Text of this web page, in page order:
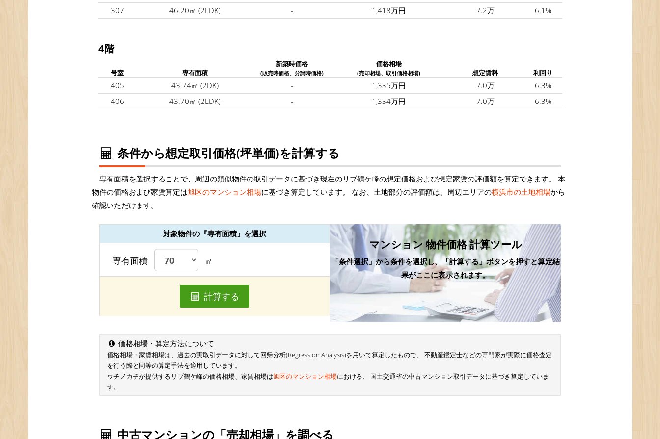
307
46.20㎡ (2LDK) - 1,418万円 7.2万 6.1%
4階
号室 専有面積
新築時価格
(販売時価格、分譲時価格)
価格相場
(売却相場、取引価格相場) 想定賃料 利回り
405 43.74㎡ (2DK) - 1,335万円 7.0万
6.3%
406
43.70㎡ (2LDK) - 1,334万円 7.0万 6.3%
条件から想定取引価格(坪単価)を計算する
専有面積を選択することで、周辺の類似物件の取引データに基づき現在のリブ鶴ケ峰の想定価格および想定家賃の評価額を算定できます。 本
物件の価格および家賃算定は旭区のマンション相場に基づき算定しています。 なお、土地部分の評価額は、周辺エリアの横浜市の土地相場から
確認いただけます。
対象物件の『専有面積』を選択
専有面積 ㎡
計算する
マンション 物件価格 計算ツール
「条件選択」から条件を選択し、「計算する」ボタンを押すと算定結
果がここに表示されます。
価格相場・算定方法について
価格相場・家賃相場は、過去の実取引データに対して回帰分析(Regression Analysis)を用いて算定したもので、 不動産鑑定士などの専門家が実際に価格査定
を行う際と同等の算定手法を適用しています。
ウチノカチが提供するリブ鶴ケ峰の価格相場、家賃相場は旭区のマンション相場における、 国土交通省の中古マンション取引データに基づき算定していま
す。
中古マンションの「売却相場」を調べる